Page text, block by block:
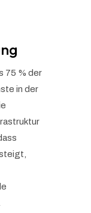
75 % der
in der